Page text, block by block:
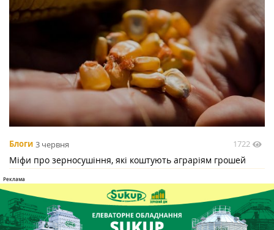
Блоги 3 червня 1722
Міфи про зерносушіння, які коштують аграріям грошей